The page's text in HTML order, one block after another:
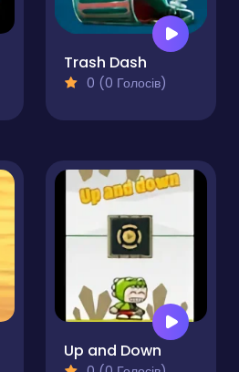
Trash Dash
0 (0 Голосів)
Up and Down